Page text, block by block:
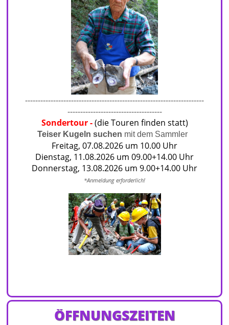
----------------------------------------------------------------------
-------------------------------------
Sondertour -(die Touren finden statt)
Teiser Kugeln suchen mit dem Sammler
Freitag, 07.08.2026 um 10.00 Uhr
Dienstag, 11.08.2026 um 09.00+14.00 Uhr
Donnerstag, 13.08.2026 um 9.00+14.00 Uhr
*Anmeldung erforderlich!
ÖFFNUNGSZEITEN